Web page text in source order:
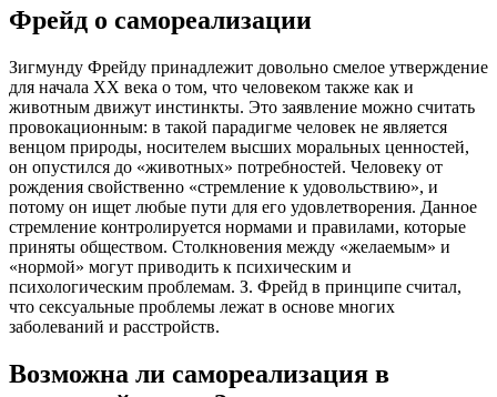
Фрейд о самореализации
Зигмунду Фрейду принадлежит довольно смелое утверждение
для начала XX века о том, что человеком также как и
животным движут инстинкты. Это заявление можно считать
провокационным: в такой парадигме человек не является
венцом природы, носителем высших моральных ценностей,
он опустился до «животных» потребностей. Человеку от
рождения свойственно «стремление к удовольствию», и
потому он ищет любые пути для его удовлетворения. Данное
стремление контролируется нормами и правилами, которые
приняты обществом. Столкновения между «желаемым» и
«нормой» могут приводить к психическим и
психологическим проблемам. З. Фрейд в принципе считал,
что сексуальные проблемы лежат в основе многих
заболеваний и расстройств.
Возможна ли самореализация в